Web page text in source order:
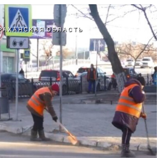
ОБЛАСТЬ